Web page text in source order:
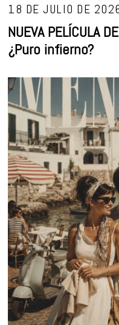
NUEVA PELÍCULA
¿Puro infierno?